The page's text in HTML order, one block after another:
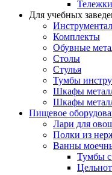
Для учебных
Комплекты
Обувные
Столы
Стулья
Тумбы
Шкафы
Шкафы
Пищевое
Лари для
Полки из
Ванны
Тумбы